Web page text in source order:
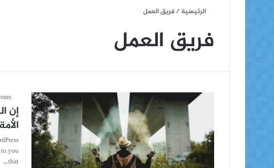
الرئيسية/فريق العمل
فريق العمل
إن
الأمة
you
that…